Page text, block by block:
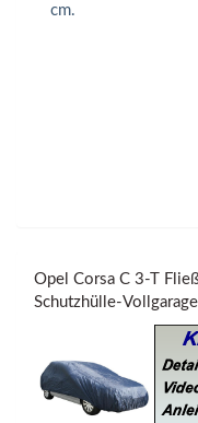
cm.
Opel Corsa C 3-T
Schutzhülle-